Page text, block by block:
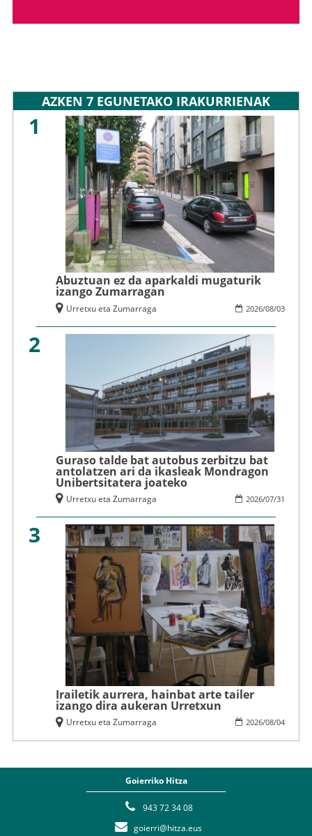
AZKEN 7 EGUNETAKO IRAKURRIENAK
1
Abuztuan ez da aparkaldi mugaturik
izango Zumarragan
2026/08/03
Urretxu eta Zumarraga
2
Guraso talde bat autobus zerbitzu bat
antolatzen ari da ikasleak Mondragon
Unibertsitatera joateko
2026/07/31
Urretxu eta Zumarraga
3
Irailetik aurrera, hainbat arte tailer
izango dira aukeran Urretxun
2026/08/04
Urretxu eta Zumarraga
Goierriko Hitza
943 72 34 08
goierri@hitza.eus